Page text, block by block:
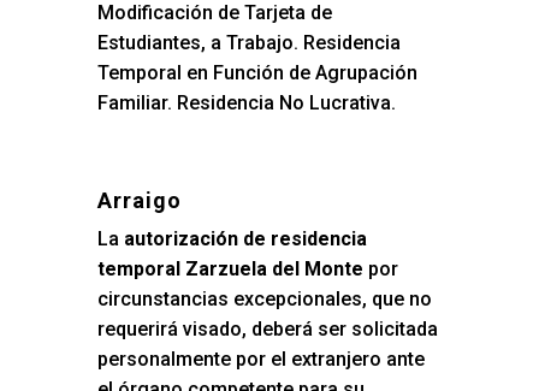
Modificación de Tarjeta de
Estudiantes, a Trabajo. Residencia
Temporal en Función de Agrupación
Familiar. Residencia No Lucrativa.
Arraigo
La autorización de residencia
temporal Zarzuela del Monte por
circunstancias excepcionales, que no
requerirá visado, deberá ser solicitada
personalmente por el extranjero ante